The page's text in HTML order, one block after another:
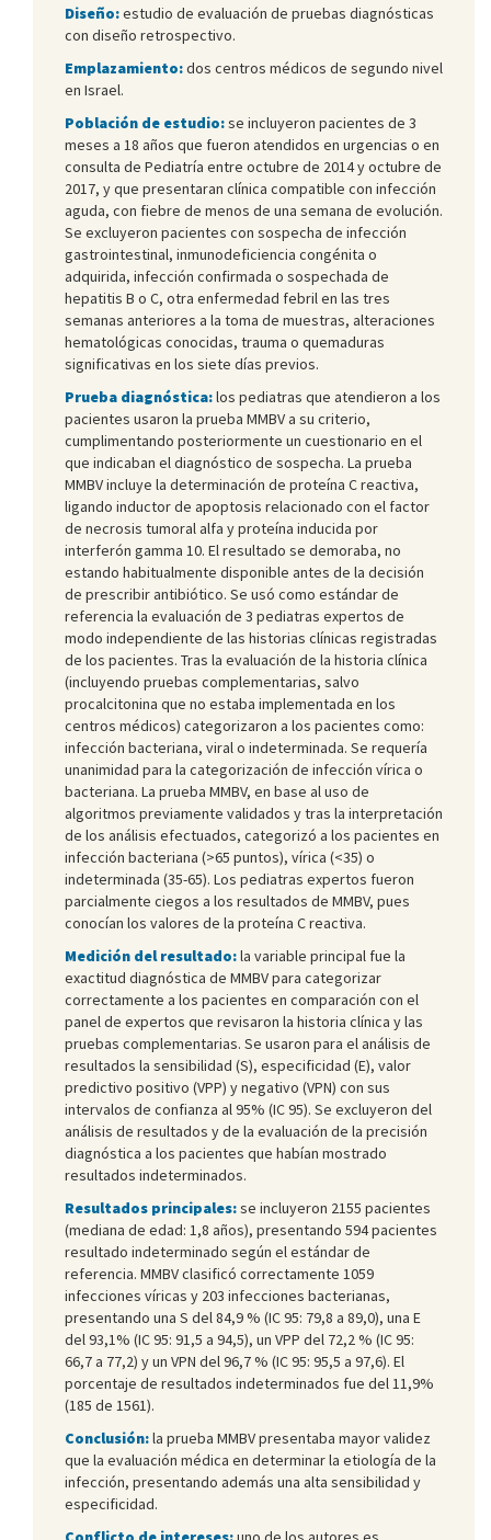
Diseño:estudio de evaluación de pruebas diagnósticas
con diseño retrospectivo.
Emplazamiento:dos centros médicos de segundo nivel
en Israel.
Población de estudio:se incluyeron pacientes de 3
meses a 18 años que fueron atendidos en urgencias o en
consulta de Pediatría entre octubre de 2014 y octubre de
2017, y que presentaran clínica compatible con infección
aguda, con fiebre de menos de una semana de evolución.
Se excluyeron pacientes con sospecha de infección
gastrointestinal, inmunodeficiencia congénita o
adquirida, infección confirmada o sospechada de
hepatitis B o C, otra enfermedad febril en las tres
semanas anteriores a la toma de muestras, alteraciones
hematológicas conocidas, trauma o quemaduras
significativas en los siete días previos.
Prueba diagnóstica:los pediatras que atendieron a los
pacientes usaron la prueba MMBV a su criterio,
cumplimentando posteriormente un cuestionario en el
que indicaban el diagnóstico de sospecha. La prueba
MMBV incluye la determinación de proteína C reactiva,
ligando inductor de apoptosis relacionado con el factor
de necrosis tumoral alfa y proteína inducida por
interferón gamma 10. El resultado se demoraba, no
estando habitualmente disponible antes de la decisión
de prescribir antibiótico. Se usó como estándar de
referencia la evaluación de 3 pediatras expertos de
modo independiente de las historias clínicas registradas
de los pacientes. Tras la evaluación de la historia clínica
(incluyendo pruebas complementarias, salvo
procalcitonina que no estaba implementada en los
centros médicos) categorizaron a los pacientes como:
infección bacteriana, viral o indeterminada. Se requería
unanimidad para la categorización de infección vírica o
bacteriana. La prueba MMBV, en base al uso de
algoritmos previamente validados y tras la interpretación
de los análisis efectuados, categorizó a los pacientes en
infección bacteriana (>65 puntos), vírica (<35) o
indeterminada (35-65). Los pediatras expertos fueron
parcialmente ciegos a los resultados de MMBV, pues
conocían los valores de la proteína C reactiva.
Medición del resultado:la variable principal fue la
exactitud diagnóstica de MMBV para categorizar
correctamente a los pacientes en comparación con el
panel de expertos que revisaron la historia clínica y las
pruebas complementarias. Se usaron para el análisis de
resultados la sensibilidad (S), especificidad (E), valor
predictivo positivo (VPP) y negativo (VPN) con sus
intervalos de confianza al 95% (IC 95). Se excluyeron del
análisis de resultados y de la evaluación de la precisión
diagnóstica a los pacientes que habían mostrado
resultados indeterminados.
Resultados principales:se incluyeron 2155 pacientes
(mediana de edad: 1,8 años), presentando 594 pacientes
resultado indeterminado según el estándar de
referencia. MMBV clasificó correctamente 1059
infecciones víricas y 203 infecciones bacterianas,
presentando una S del 84,9 % (IC 95: 79,8 a 89,0), una E
del 93,1% (IC 95: 91,5 a 94,5), un VPP del 72,2 % (IC 95:
66,7 a 77,2) y un VPN del 96,7 % (IC 95: 95,5 a 97,6). El
porcentaje de resultados indeterminados fue del 11,9%
(185 de 1561).
Conclusión:la prueba MMBV presentaba mayor validez
que la evaluación médica en determinar la etiología de la
infección, presentando además una alta sensibilidad y
especificidad.